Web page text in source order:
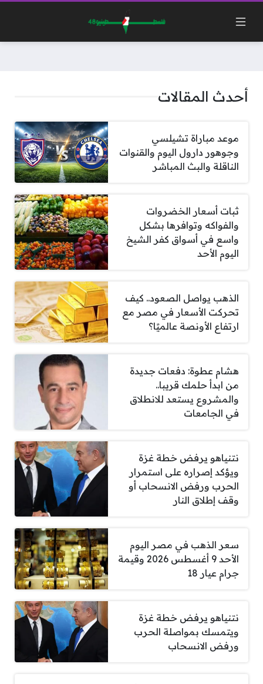
أحدث المقالات
موعد مباراة تشيلسي
وجوهور دارول اليوم والقنوات
الناقلة والبث المباشر
ثبات أسعار الخضروات
والفواكه وتوافرها بشكل
واسع في أسواق كفر الشيخ
اليوم الأحد
الذهب يواصل الصعود.. كيف
تحركت الأسعار في مصر مع
ارتفاع الأونصة عالميًا؟
هشام عطوة: دفعات جديدة
من ابدأ حلمك قريبا..
والمشروع يستعد للانطلاق
في الجامعات
نتنياهو يرفض خطة غزة
ويؤكد إصراره على استمرار
الحرب ورفض الانسحاب أو
وقف إطلاق النار
سعر الذهب في مصر اليوم
الأحد 9 أغسطس 2026 وقيمة
جرام عيار 18
نتنياهو يرفض خطة غزة
ويتمسك بمواصلة الحرب
ورفض الانسحاب